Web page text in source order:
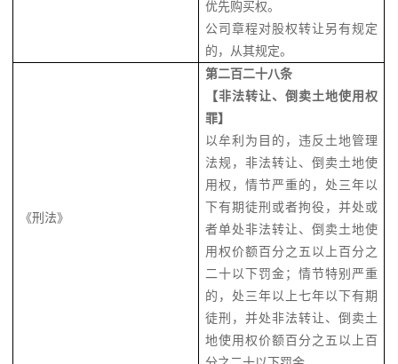
优先购买权。
公司章程对股权转让另有规定
的，从其规定。
《刑法》
第二百二十八条
【非法转让、倒卖土地使用权
罪】
以牟利为目的，违反土地管理
法规，非法转让、倒卖土地使
用权，情节严重的，处三年以
下有期徒刑或者拘役，并处或
者单处非法转让、倒卖土地使
用权价额百分之五以上百分之
二十以下罚金；情节特别严重
的，处三年以上七年以下有期
徒刑，并处非法转让、倒卖土
地使用权价额百分之五以上百